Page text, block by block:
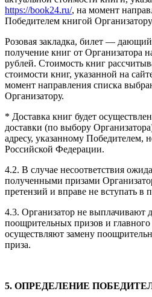
https://book24.ru/, на момент
Победителем книгой
Розовая закладка, билет —
получение книг от Организатора
рублей. Стоимость книг
стоимости книг, указанной на
момент направления списка
Организатору.
* Доставка книг будет
доставки (по выбору
адресу, указанному Победителем,
Российской Федерации.
4.2. В случае несоответствия
полученными призами
претензий и вправе не вступать в
4.3. Организатор не выплачивают
поощрительных призов и главного
осуществляют замену
приза.
5. ОПРЕДЕЛЕНИЕ